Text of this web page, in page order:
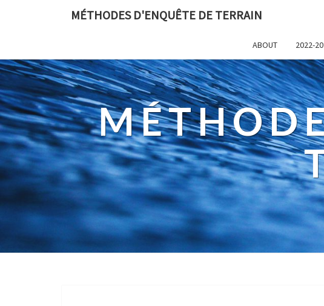
MÉTHODES D'ENQUÊTE DE TERRAIN
ABOUT 2022-